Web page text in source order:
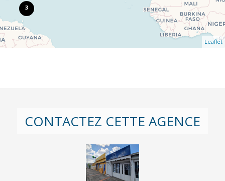
3
Leaflet
CONTACTEZ CETTE AGENCE